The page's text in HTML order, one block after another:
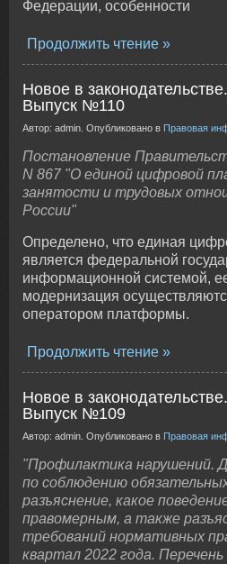
Федерации, особенности
Продолжить чтение
Новое в законодательстве.
Выпуск №110
Автор: admin. Опубликовано в Правовая
Постановление
N 867 "О единой цифровой
занятости и трудовых
России"
Определено, что единая
является федеральной
информационной системой,
модернизация
оператором платформы.
Продолжить чтение
Новое в законодательстве.
Выпуск №109
Автор: admin. Опубликовано в Правовая
"Профилактика нарушений.
по соблюдению
разъяснение, какое
правомерным, а также
требований нормативных
квартал 2022 года.